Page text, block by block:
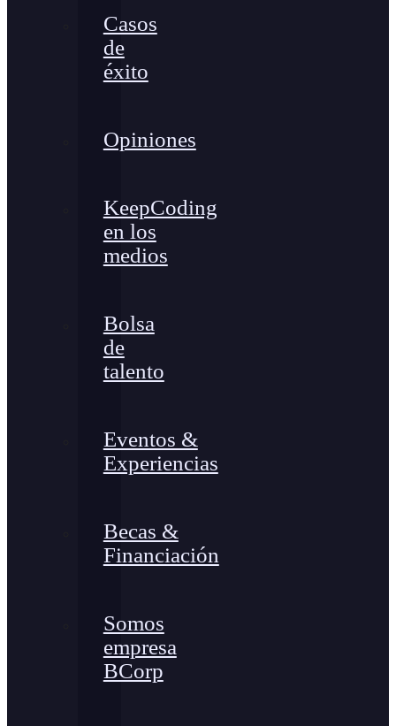
Casos
de
éxito
Opiniones
KeepCoding
en los
medios
Bolsa
de
talento
Eventos &
Experiencias
Becas &
Financiación
Somos
empresa
BCorp